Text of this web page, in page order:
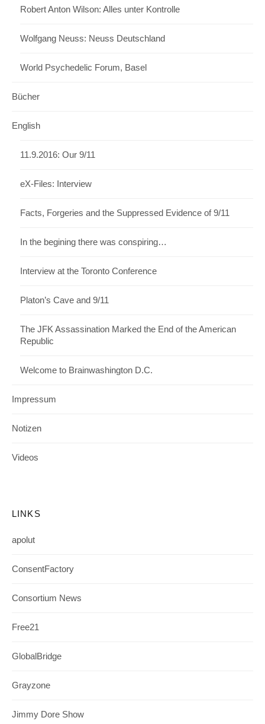
Robert Anton Wilson: Alles unter Kontrolle
Wolfgang Neuss: Neuss Deutschland
World Psychedelic Forum, Basel
Bücher
English
11.9.2016: Our 9/11
eX-Files: Interview
Facts, Forgeries and the Suppressed Evidence of 9/11
In the begining there was conspiring…
Interview at the Toronto Conference
Platon’s Cave and 9/11
The JFK Assassination Marked the End of the American
Republic
Welcome to Brainwashington D.C.
Impressum
Notizen
Videos
LINKS
apolut
ConsentFactory
Consortium News
Free21
GlobalBridge
Grayzone
Jimmy Dore Show